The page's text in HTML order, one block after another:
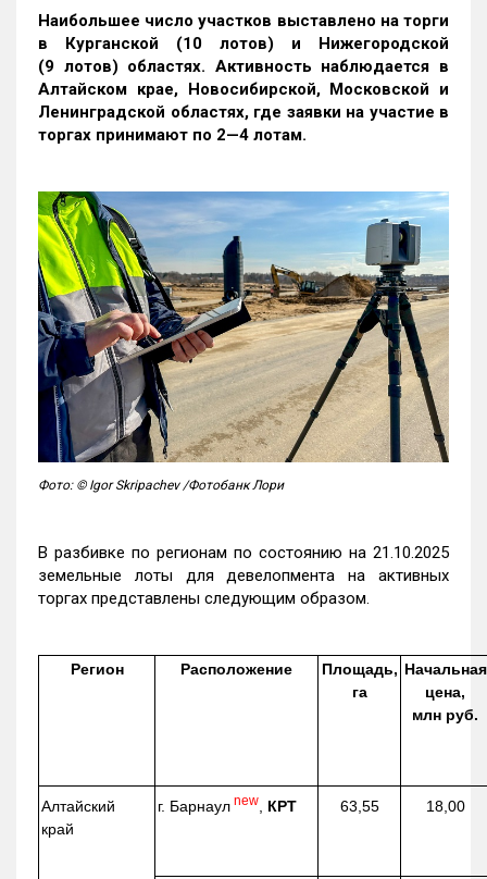
Наибольшее число участков выставлено на торги
в Курганской (10 лотов) и Нижегородской
(9 лотов) областях. Активность наблюдается в
Алтайском крае, Новосибирской, Московской и
Ленинградской областях, где заявки на участие в
торгах принимают по 2—4 лотам.
Фото: © Igor Skripachev /Фотобанк Лори
В разбивке по регионам по состоянию на 21.10.2025
земельные лоты для девелопмента на активных
торгах представлены следующим образом.
Регион Расположение
Площадь,
га
Начальная
цена,
млн руб.
Алтайский
край
г. Барнаул new КРТ 63,55 18,00